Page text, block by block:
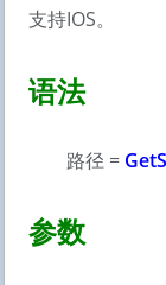
支持IOS。
语法
路径 =
参数